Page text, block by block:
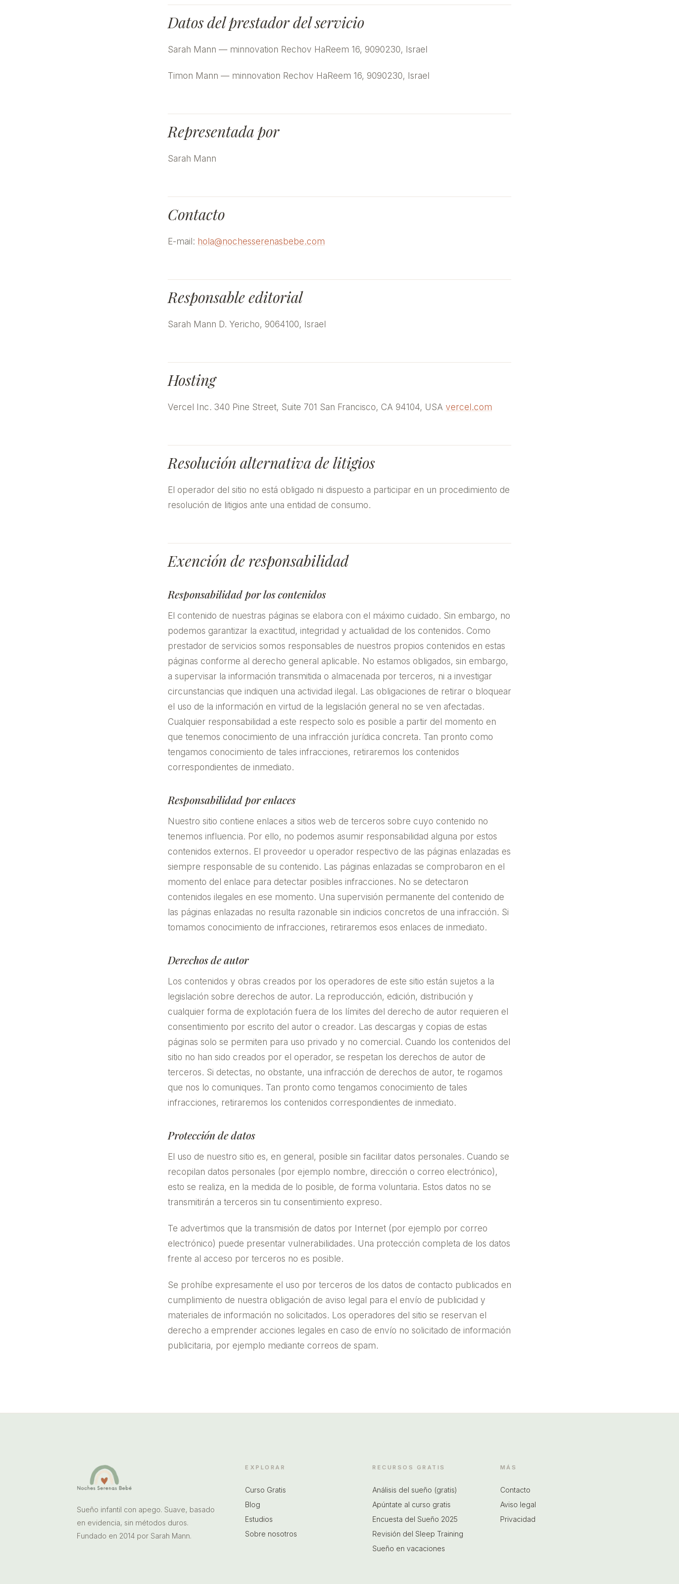
Datos del prestador del servicio
Sarah Mann — minnovation Rechov HaReem 16, 9090230, Israel
Timon Mann — minnovation Rechov HaReem 16, 9090230, Israel
Representada por
Sarah Mann
Contacto
E-mail: hola@nochesserenasbebe.com
Responsable editorial
Sarah Mann D. Yericho, 9064100, Israel
Hosting
Vercel Inc. 340 Pine Street, Suite 701 San Francisco, CA 94104, USA vercel.com
Resolución alternativa de litigios
El operador del sitio no está obligado ni dispuesto a participar en un procedimiento de
resolución de litigios ante una entidad de consumo.
Exención de responsabilidad
Responsabilidad por los contenidos
El contenido de nuestras páginas se elabora con el máximo cuidado. Sin embargo, no
podemos garantizar la exactitud, integridad y actualidad de los contenidos. Como
prestador de servicios somos responsables de nuestros propios contenidos en estas
páginas conforme al derecho general aplicable. No estamos obligados, sin embargo,
a supervisar la información transmitida o almacenada por terceros, ni a investigar
circunstancias que indiquen una actividad ilegal. Las obligaciones de retirar o bloquear
el uso de la información en virtud de la legislación general no se ven afectadas.
Cualquier responsabilidad a este respecto solo es posible a partir del momento en
que tenemos conocimiento de una infracción jurídica concreta. Tan pronto como
tengamos conocimiento de tales infracciones, retiraremos los contenidos
correspondientes de inmediato.
Responsabilidad por enlaces
Nuestro sitio contiene enlaces a sitios web de terceros sobre cuyo contenido no
tenemos influencia. Por ello, no podemos asumir responsabilidad alguna por estos
contenidos externos. El proveedor u operador respectivo de las páginas enlazadas es
siempre responsable de su contenido. Las páginas enlazadas se comprobaron en el
momento del enlace para detectar posibles infracciones. No se detectaron
contenidos ilegales en ese momento. Una supervisión permanente del contenido de
las páginas enlazadas no resulta razonable sin indicios concretos de una infracción. Si
tomamos conocimiento de infracciones, retiraremos esos enlaces de inmediato.
Derechos de autor
Los contenidos y obras creados por los operadores de este sitio están sujetos a la
legislación sobre derechos de autor. La reproducción, edición, distribución y
cualquier forma de explotación fuera de los límites del derecho de autor requieren el
consentimiento por escrito del autor o creador. Las descargas y copias de estas
páginas solo se permiten para uso privado y no comercial. Cuando los contenidos del
sitio no han sido creados por el operador, se respetan los derechos de autor de
terceros. Si detectas, no obstante, una infracción de derechos de autor, te rogamos
que nos lo comuniques. Tan pronto como tengamos conocimiento de tales
infracciones, retiraremos los contenidos correspondientes de inmediato.
Protección de datos
El uso de nuestro sitio es, en general, posible sin facilitar datos personales. Cuando se
recopilan datos personales (por ejemplo nombre, dirección o correo electrónico),
esto se realiza, en la medida de lo posible, de forma voluntaria. Estos datos no se
transmitirán a terceros sin tu consentimiento expreso.
Te advertimos que la transmisión de datos por Internet (por ejemplo por correo
electrónico) puede presentar vulnerabilidades. Una protección completa de los datos
frente al acceso por terceros no es posible.
Se prohíbe expresamente el uso por terceros de los datos de contacto publicados en
cumplimiento de nuestra obligación de aviso legal para el envío de publicidad y
materiales de información no solicitados. Los operadores del sitio se reservan el
derecho a emprender acciones legales en caso de envío no solicitado de información
publicitaria, por ejemplo mediante correos de spam.
Sueño infantil con apego. Suave, basado
en evidencia, sin métodos duros.
Fundado en 2014 por Sarah Mann.
EXPLORAR
Curso Gratis
Blog
Estudios
Sobre nosotros
RECURSOS GRATIS
Análisis del sueño (gratis)
Apúntate al curso gratis
Encuesta del Sueño 2025
Revisión del Sleep Training
Sueño en vacaciones
MÁS
Contacto
Aviso legal
Privacidad